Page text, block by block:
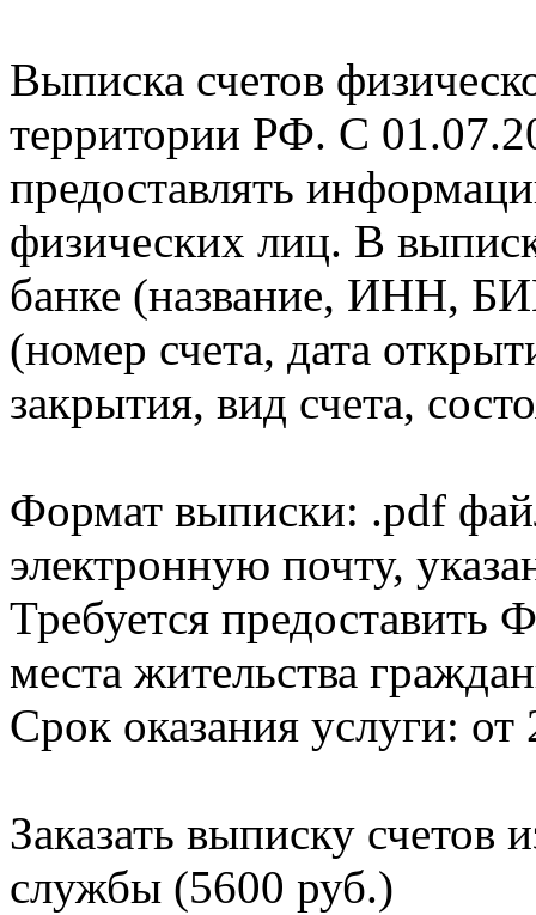
Выписка счетов
территории РФ. С
предоставлять
физических лиц. В
банке (название, ИНН,
(номер счета, дата
закрытия, вид счета,
Формат выписки: .pdf
электронную почту,
Требуется
места жительства
Срок оказания услуги: от
Заказать выписку счетов
службы (5600 руб.)